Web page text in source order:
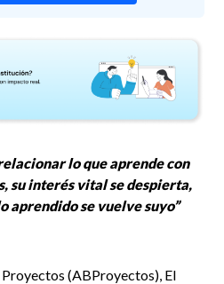
lo que aprende con
su interés vital se despierta,
aprendido se vuelve suyo”
(ABProyectos), El